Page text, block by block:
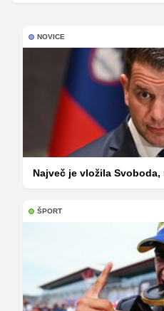
NOVICE
Največ je vložila
ŠPORT